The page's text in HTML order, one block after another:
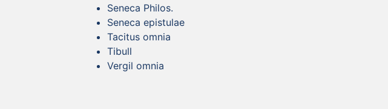
Seneca Philos.
Seneca epistulae
Tacitus omnia
Tibull
Vergil omnia